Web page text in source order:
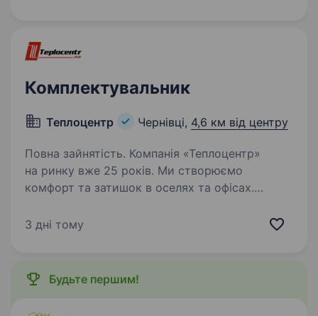
Комплектувальник
Теплоцентр Чернівці, 4,6 км від центру
Повна зайнятість. Компанія «Теплоцентр»
на ринку вже 25 років. Ми створюємо
комфорт та затишок в оселях та офісах.
функціонування всіх інженерних мереж —
3 дні тому
Будьте першим!